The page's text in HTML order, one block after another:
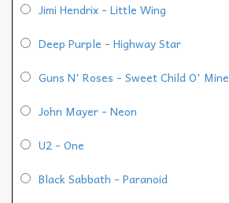
Jimi Hendrix - Little Wing
Deep Purple - Highway Star
Guns N' Roses - Sweet Child O' Mine
John Mayer - Neon
U2 - One
Black Sabbath - Paranoid